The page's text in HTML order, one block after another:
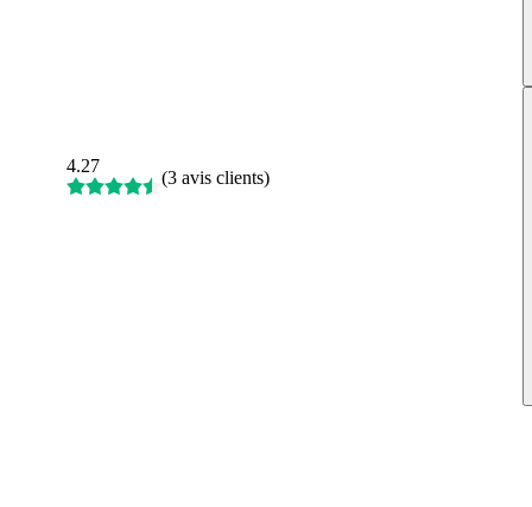
4.27
(3 avis clients)